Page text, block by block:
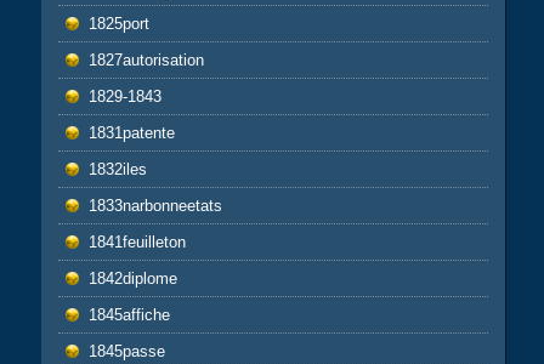
1825port
1827autorisation
1829-1843
1831patente
1832iles
1833narbonneetats
1841feuilleton
1842diplome
1845affiche
1845passe